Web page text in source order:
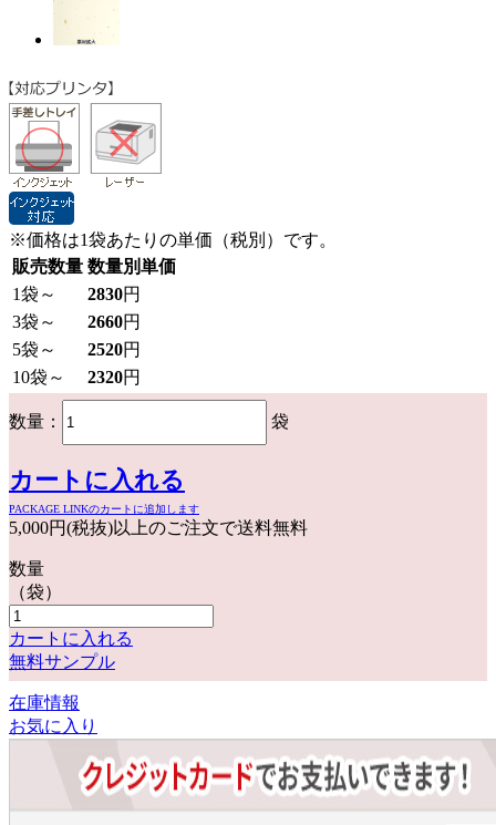
※価格は1袋あたりの単価（税別）です。
販売数量 数量別単価
1袋～ 2830円
3袋～ 2660円
5袋～ 2520円
10袋～ 2320円
数量： 袋
カートに入れる
PACKAGE LINKのカートに追加します
5,000円(税抜)以上のご注文で送料無料
数量
（袋）
カートに入れる
無料サンプル
在庫情報
お気に入り